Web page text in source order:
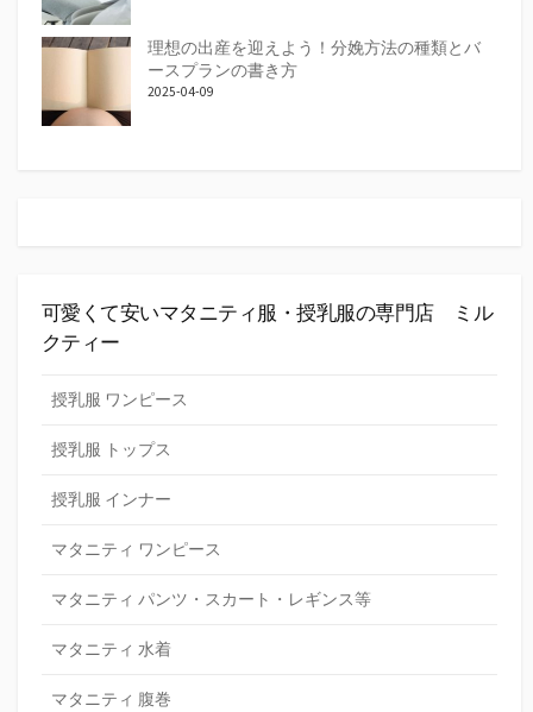
理想の出産を迎えよう！分娩方法の種類とバ
ースプランの書き方
2025-04-09
可愛くて安いマタニティ服・授乳服の専門店 ミル
クティー
授乳服 ワンピース
授乳服 トップス
授乳服 インナー
マタニティ ワンピース
マタニティ パンツ・スカート・レギンス等
マタニティ 水着
マタニティ 腹巻